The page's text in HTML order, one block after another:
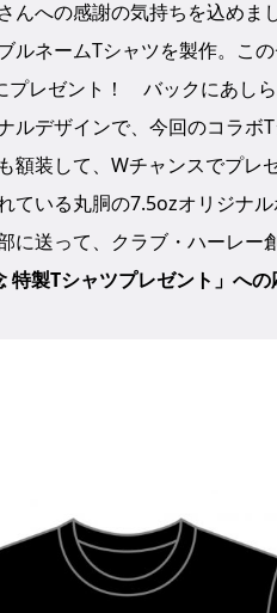
んへの感謝の気持ちを込め
ルネームTシャツを製作。こ
プレゼント！ バックにあし
ルデザインで、今回のコラボ
額装して、Wチャンスでプレ
ている丸胴の7.5ozオリジナ
に送って、クラブ・ハーレー
製Tシャツプレゼント」へ